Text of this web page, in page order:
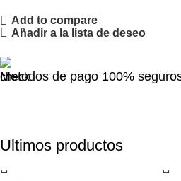
Add to compare
Añadir a la lista de deseo
Metodos de pago 100%
Ultimos productos